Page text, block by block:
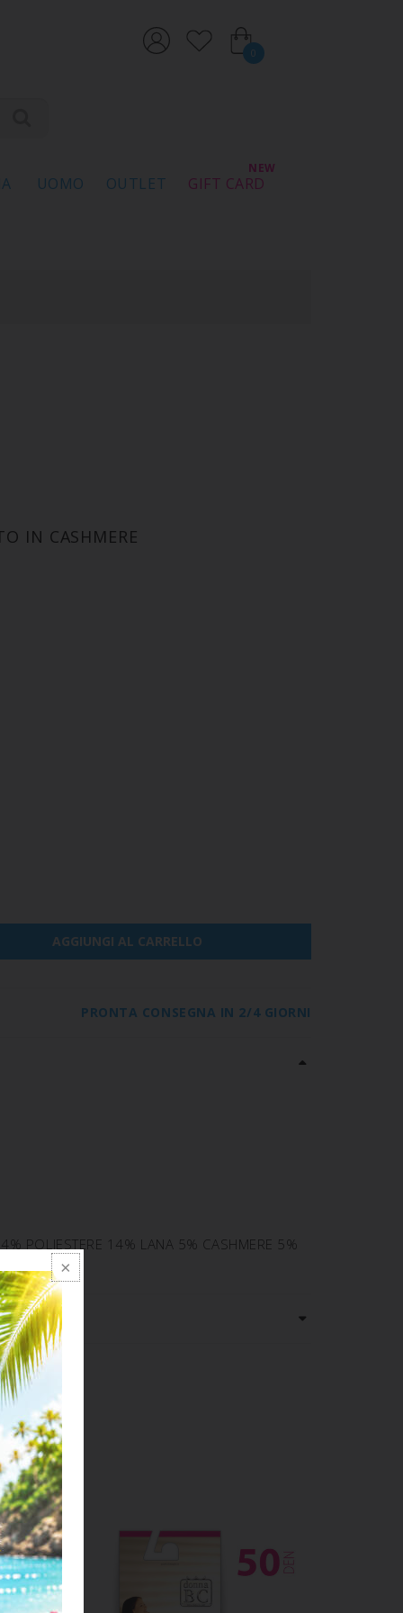
0
UOMO OUTLET GIFT CARD
IN CASHMERE
AGGIUNGI AL CARRELLO
PRONTA CONSEGNA IN 2/4 GIORNI
POLIESTERE 14% LANA 5% CASHMERE 5%